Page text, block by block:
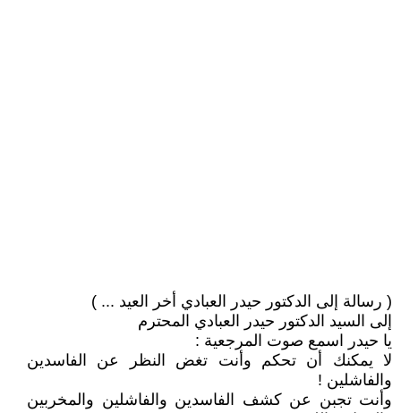
( رسالة إلى الدكتور حيدر العبادي أخر العيد ... )
إلى السيد الدكتور حيدر العبادي المحترم
يا حيدر اسمع صوت المرجعية :
لا يمكنك أن تحكم وأنت تغض النظر عن الفاسدين
والفاشلين !
وأنت تجبن عن كشف الفاسدين والفاشلين والمخربين